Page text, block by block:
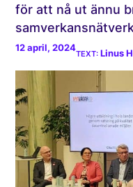
för att nå ut ännu
12 april, 2024
Linus